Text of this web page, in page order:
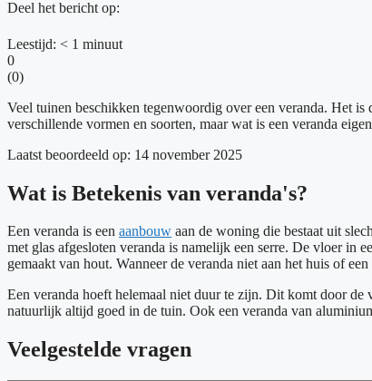
Deel het bericht op:
Leestijd: < 1 minuut
0
(0)
Veel tuinen beschikken tegenwoordig over een veranda. Het
verschillende vormen en soorten, maar wat is een veranda
Laatst beoordeeld op: 14 november 2025
Wat is Betekenis van veranda's?
Een veranda is een aanbouw aan de woning die bestaat uit
met glas afgesloten veranda is namelijk een serre. De vloer in
gemaakt van hout. Wanneer de veranda niet aan het huis of
Een veranda hoeft helemaal niet duur te zijn. Dit komt door de
natuurlijk altijd goed in de tuin. Ook een veranda van
Veelgestelde vragen